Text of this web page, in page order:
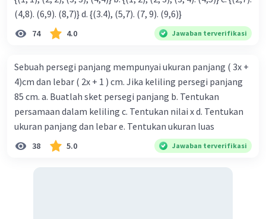
(4,8). (6,9). (8,7)} d. {(3.4), (5,7). (7, 9). (9,6)}
74 4.0 Jawaban terverifikasi
Sebuah persegi panjang mempunyai ukuran panjang ( 3x +
4)cm dan lebar ( 2x + 1 ) cm. Jika keliling persegi panjang
85 cm. a. Buatlah sket persegi panjang b. Tentukan
persamaan dalam keliling c. Tentukan nilai x d. Tentukan
ukuran panjang dan lebar e. Tentukan ukuran luas
38 5.0 Jawaban terverifikasi